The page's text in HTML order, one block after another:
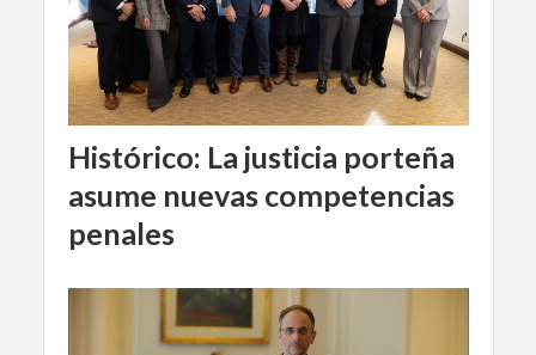
Histórico: La justicia porteña
asume nuevas competencias
penales